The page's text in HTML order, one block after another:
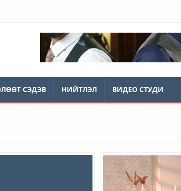
СЭДЭВ НИЙТЛЭЛ ВИДЕО СТУДИ